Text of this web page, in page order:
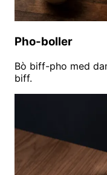
Pho-boller
Bò biff-pho med
biff.